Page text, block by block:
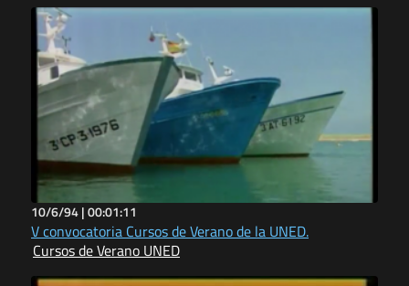
10/6/94 |00:01:11
V convocatoria Cursos de Verano de la UNED.
Cursos de Verano UNED